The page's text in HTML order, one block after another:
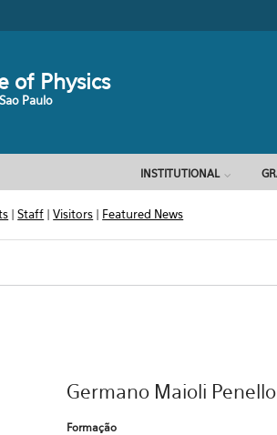
of Physics
Paulo
INSTITUTIONAL
|Staff |Visitors | Featured News
Germano Maioli Penello
Formação